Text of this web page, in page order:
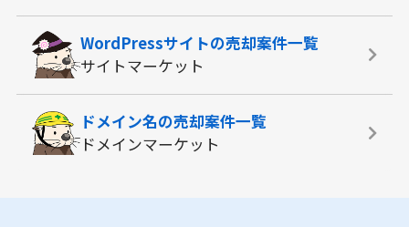
WordPressサイトの売却案件一覧
サイトマーケット
ドメイン名の売却案件一覧
ドメインマーケット